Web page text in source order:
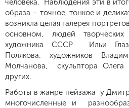
образа – точное, тонкое и
возникла целая галерея
основном, людей
художника СССР Ильи
Полякова, художников
Молчанова, скульптора
других.
Работы в жанре пейзажа у
многочисленные и